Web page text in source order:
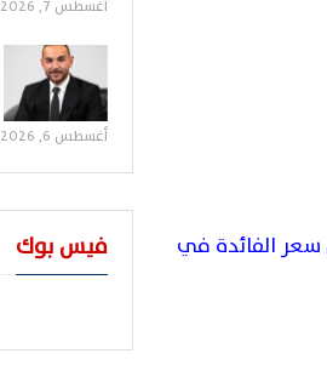
مليار جنيه سنويا فارق سعر الفائدة في
أغسطس 7, 2026
أغسطس 6, 2026
فيس بوك